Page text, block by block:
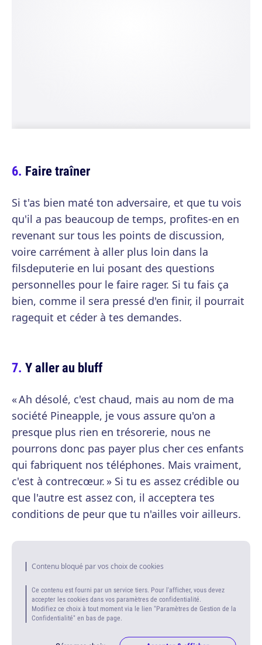
Faire traîner
Si t'as bien maté ton adversaire, et que tu vois
qu'il a pas beaucoup de temps, profites-en en
revenant sur tous les points de discussion,
voire carrément à aller plus loin dans la
filsdeputerie en lui posant des questions
personnelles pour le faire rager. Si tu fais ça
bien, comme il sera pressé d'en finir, il pourrait
ragequit et céder à tes demandes.
Y aller au bluff
« Ah désolé, c'est chaud, mais au nom de ma
société Pineapple, je vous assure qu'on a
presque plus rien en trésorerie, nous ne
pourrons donc pas payer plus cher ces enfants
qui fabriquent nos téléphones. Mais vraiment,
c'est à contrecœur. » Si tu es assez crédible ou
que l'autre est assez con, il acceptera tes
conditions de peur que tu n'ailles voir ailleurs.
Contenu bloqué par vos choix de cookies
Ce contenu est fourni par un service tiers. Pour l'afficher, vous devez
accepter les cookies dans vos paramètres de confidentialité.
Modifiez ce choix à tout moment via le lien "Paramètres de Gestion de la
Confidentialité" en bas de page.